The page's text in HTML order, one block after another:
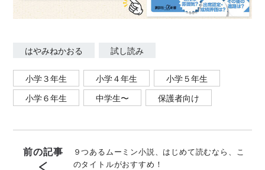
はやみねかおる 試し読み
小学３年生 小学４年生
小学５年生
小学６年生
中学生〜 保護者向け
前の記事
９つあるムーミン小説、はじめて読むなら、こ
のタイトルがおすすめ！